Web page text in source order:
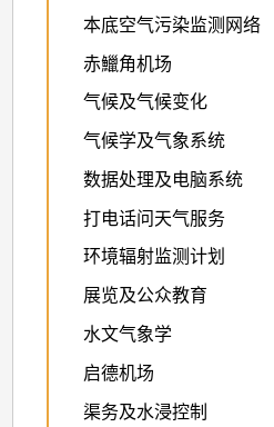
本底空气污染监测网络
赤鱲角机场
气候及气候变化
气候学及气象系统
数据处理及电脑系统
打电话问天气服务
环境辐射监测计划
展览及公众教育
水文气象学
启德机场
渠务及水浸控制